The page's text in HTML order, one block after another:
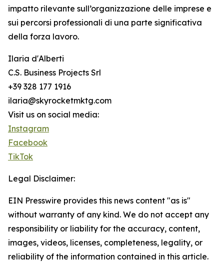
impatto rilevante sull’organizzazione delle imprese e
sui percorsi professionali di una parte significativa
della forza lavoro.
Ilaria d'Alberti
C.S. Business Projects Srl
+39 328 177 1916
ilaria@skyrocketmktg.com
Visit us on social media:
Instagram
Facebook
TikTok
Legal Disclaimer:
EIN Presswire provides this news content "as is"
without warranty of any kind. We do not accept any
responsibility or liability for the accuracy, content,
images, videos, licenses, completeness, legality, or
reliability of the information contained in this article.